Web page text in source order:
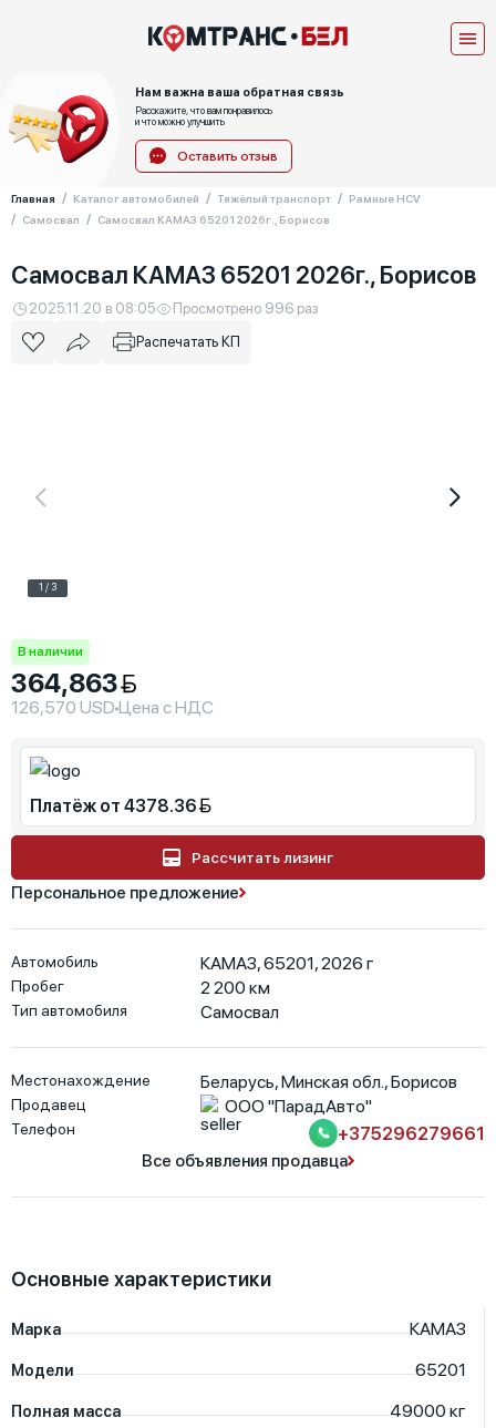
Нам важна ваша обратная связь
Расскажите, что вам понравилось
и что можно улучшить
Оставить отзыв
Главная Каталог автомобилей Тяжёлый транспорт
Рамные HCV
Самосвал
Самосвал КАМАЗ 65201 2026г., Борисов
Самосвал КАМАЗ 65201 2026г., Борисов
2025.11.20 в 08:05
Просмотрено 996 раз
Распечатать КП
1 / 3
В наличии
364,863
126,570 USD Цена с НДС
Платёж от 4378.36
Рассчитать лизинг
Персональное предложение
Автомобиль КАМАЗ, 65201, 2026 г
Пробег 2 200км
Тип автомобиля Самосвал
Местонахождение Беларусь,Минская обл.,Борисов
Продавец ООО "ПарадАвто"
Телефон +375296279661
Все объявления продавца
Основные характеристики
Марка КАМАЗ
Модели 65201
Полная масса 49000 кг